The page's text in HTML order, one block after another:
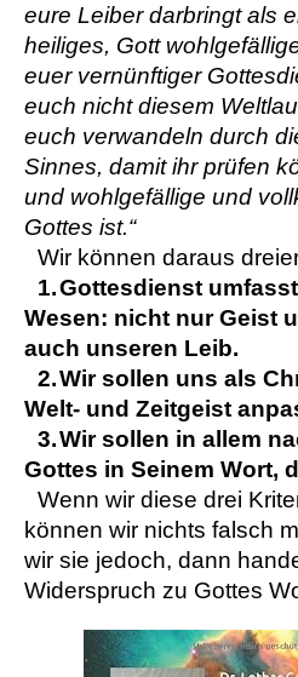
eure Leiber darbringt als
heiliges, Gott
euer vernünftiger
euch nicht diesem
euch verwandeln durch
Sinnes, damit ihr prüfen
und wohlgefällige und
Gottes ist.“
Wir können daraus
1.Gottesdienst
Wesen: nicht nur Geist
auch unseren Leib.
2.Wir sollen uns als
Welt- und Zeitgeist
3.Wir sollen in allem
Gottes in Seinem Wort,
Wenn wir diese drei
können wir nichts falsch
wir sie jedoch, dann
Widerspruch zu Gottes